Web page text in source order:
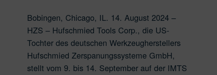
Bobingen, Chicago, IL. 14. August 2024 –
HZS – Hufschmied Tools Corp., die US-
Tochter des deutschen Werkzeugherstellers
Hufschmied Zerspanungssysteme GmbH,
stellt vom 9. bis 14. September auf der IMTS